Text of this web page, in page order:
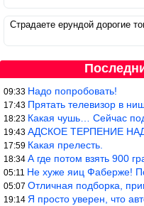
Страдаете ерундой дорогие
09:33 Надо попробовать!
17:43 Прятать телевизор в нишу,
18:23 Какая чушь… Сейчас
19:43 АДСКОЕ ТЕРПЕНИЕ
17:59 Какая прелесть.
18:34 А где потом взять 900
05:11 Не хуже яиц Фаберже!
05:07 Отличная подборка,
19:14 Я просто уверен, что